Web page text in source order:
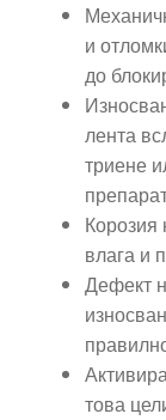
и
до
лента
триене
Корозия
влага и
Дефект
това